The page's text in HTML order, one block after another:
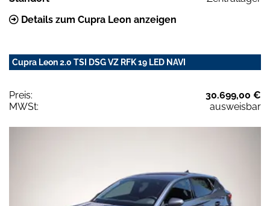
Details zum Cupra Leon anzeigen
Cupra Leon 2.0 TSI DSG VZ RFK 19 LED NAVI
Preis:
30.699,00 €
MWSt:
ausweisbar